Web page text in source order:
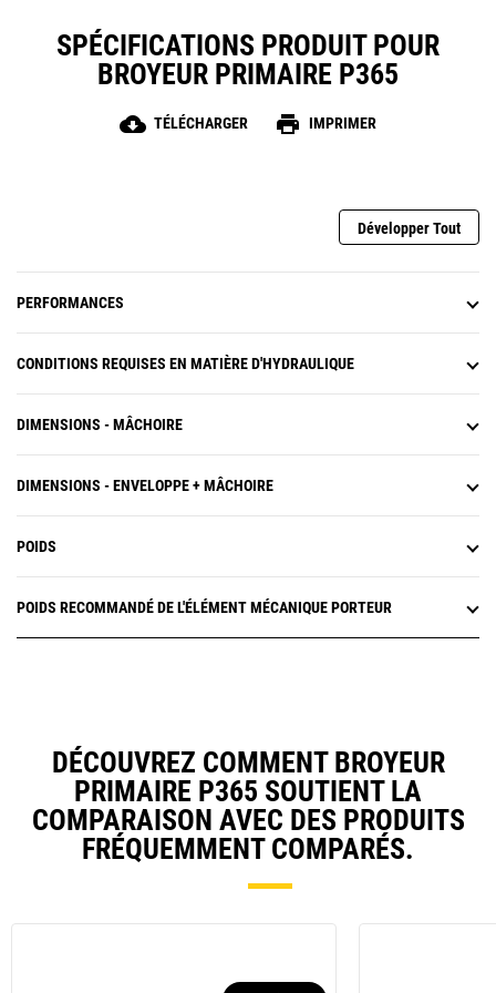
SPÉCIFICATIONS PRODUIT POUR
BROYEUR PRIMAIRE P365
cloud_download TÉLÉCHARGER print IMPRIMER
Développer Tout
PERFORMANCES
CONDITIONS REQUISES EN MATIÈRE D'HYDRAULIQUE
DIMENSIONS - MÂCHOIRE
DIMENSIONS - ENVELOPPE + MÂCHOIRE
POIDS
POIDS RECOMMANDÉ DE L'ÉLÉMENT MÉCANIQUE PORTEUR
DÉCOUVREZ COMMENT BROYEUR
PRIMAIRE P365 SOUTIENT LA
COMPARAISON AVEC DES PRODUITS
FRÉQUEMMENT COMPARÉS.